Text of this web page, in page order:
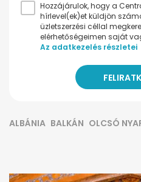
Hozzájárulok, hogy a
hírlevel(ek)et küldjön
üzletszerzési céllal
elérhetőségeimen saját
Az adatkezelés részletei
ALBÁNIA BALKÁN OLCSÓ